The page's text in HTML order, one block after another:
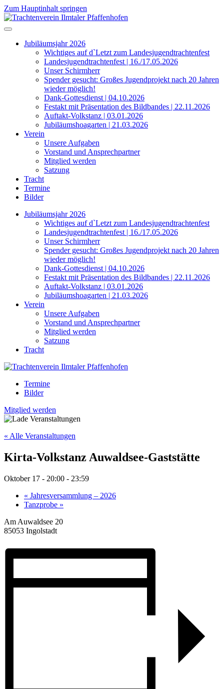
Zum Hauptinhalt springen
Jubiläumsjahr 2026
Wichtiges auf d`Letzt zum Landesjugendtrachtenfest
Landesjugendtrachtenfest | 16./17.05.2026
Unser Schirmherr
Spender gesucht: Großes Jugendprojekt nach 20 Jahren
wieder möglich!
Dank-Gottesdienst | 04.10.2026
Festakt mit Präsentation des Bildbandes | 22.11.2026
Auftakt-Volkstanz | 03.01.2026
Jubiläumshoagarten | 21.03.2026
Verein
Unsere Aufgaben
Vorstand und Ansprechpartner
Mitglied werden
Satzung
Tracht
Termine
Bilder
Jubiläumsjahr 2026
Wichtiges auf d`Letzt zum Landesjugendtrachtenfest
Landesjugendtrachtenfest | 16./17.05.2026
Unser Schirmherr
Spender gesucht: Großes Jugendprojekt nach 20 Jahren
wieder möglich!
Dank-Gottesdienst | 04.10.2026
Festakt mit Präsentation des Bildbandes | 22.11.2026
Auftakt-Volkstanz | 03.01.2026
Jubiläumshoagarten | 21.03.2026
Verein
Unsere Aufgaben
Vorstand und Ansprechpartner
Mitglied werden
Satzung
Tracht
Termine
Bilder
Mitglied werden
« Alle Veranstaltungen
Kirta-Volkstanz Auwaldsee-Gaststätte
Oktober 17 - 20:00 - 23:59
« Jahresversammlung – 2026
Tanzprobe »
Am Auwaldsee 20
85053 Ingolstadt